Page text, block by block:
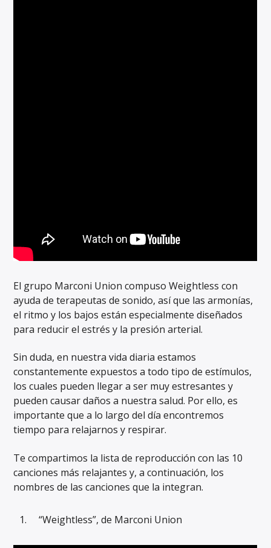
El grupo Marconi Union compuso Weightless con
ayuda de terapeutas de sonido, así que las armonías,
el ritmo y los bajos están especialmente diseñados
para reducir el estrés y la presión arterial.
Sin duda, en nuestra vida diaria estamos
constantemente expuestos a todo tipo de estímulos,
los cuales pueden llegar a ser muy estresantes y
pueden causar daños a nuestra salud. Por ello, es
importante que a lo largo del día encontremos
tiempo para relajarnos y respirar.
Te compartimos la lista de reproducción con las 10
canciones más relajantes y, a continuación, los
nombres de las canciones que la integran.
“Weightless”, de Marconi Union